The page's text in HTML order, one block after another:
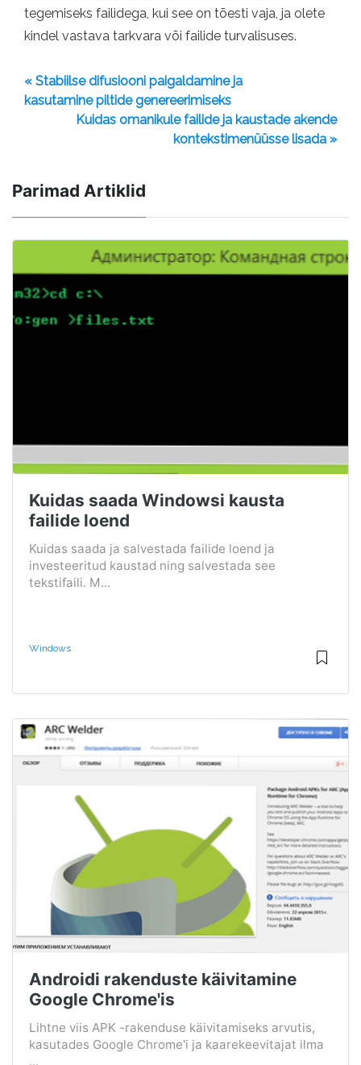
tegemiseks failidega, kui see on tõesti vaja, ja olete
kindel vastava tarkvara või failide turvalisuses.
« Stabiilse difusiooni paigaldamine ja
kasutamine piltide genereerimiseks
Kuidas omanikule failide ja kaustade akende
kontekstimenüüsse lisada »
Parimad Artiklid
Kuidas saada Windowsi kausta
failide loend
Kuidas saada ja salvestada failide loend ja
investeeritud kaustad ning salvestada see
tekstifaili. M...
Windows
Androidi rakenduste käivitamine
Google Chrome'is
Lihtne viis APK -rakenduse käivitamiseks arvutis,
kasutades Google Chrome'i ja kaarekeevitajat ilma
...